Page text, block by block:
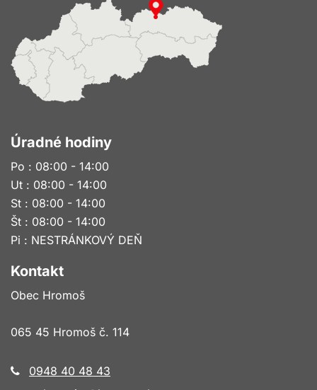
Úradné hodiny
Po : 08:00 - 14:00
Ut : 08:00 - 14:00
St : 08:00 - 14:00
Št : 08:00 - 14:00
Pi : NESTRÁNKOVÝ DEŇ
Kontakt
Obec Hromoš
065 45 Hromoš č. 114
0948 40 48 43